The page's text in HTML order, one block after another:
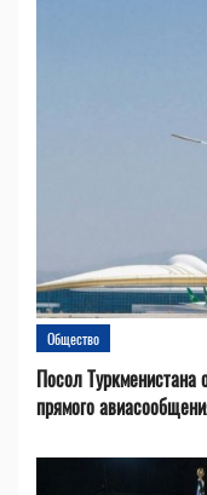
Общество
Посол Туркменистана
прямого